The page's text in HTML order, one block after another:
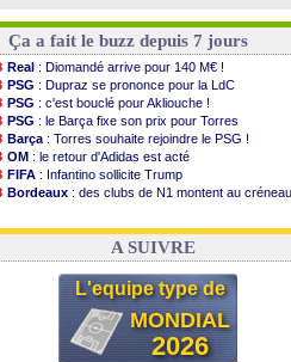
Ça a fait le buzz depuis 7 jours
Real : Diomandé arrive pour 140 M€ !
PSG : Dupraz se prononce pour la LdC
PSG : c'est bouclé pour Akliouche !
PSG : le Barça fixe son prix pour Torres
Barça : Torres souhaite rejoindre le PSG !
OM : le retour d'Adidas est acté
FIFA : Infantino sollicite Trump
Bordeaux : des clubs de N1 montent au créneau
Real: le démenti de Leipzig pour Diomandé
A SUIVRE
L'equipe type de
MONDIAL
2026